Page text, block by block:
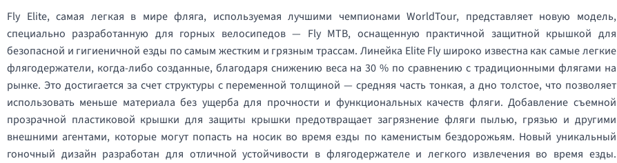
Fly Elite, самая легкая в мире фляга, используемая лучшими чемпионами WorldTour, представляет новую модель,
специально разработанную для горных велосипедов — Fly MTB, оснащенную практичной защитной крышкой для
безопасной и гигиеничной езды по самым жестким и грязным трассам. Линейка Elite Fly широко известна как самые легкие
флягодержатели, когда-либо созданные, благодаря снижению веса на 30 % по сравнению с традиционными флягами на
рынке. Это достигается за счет структуры с переменной толщиной — средняя часть тонкая, а дно толстое, что позволяет
использовать меньше материала без ущерба для прочности и функциональных качеств фляги. Добавление съемной
прозрачной пластиковой крышки для защиты крышки предотвращает загрязнение фляги пылью, грязью и другими
внешними агентами, которые могут попасть на носик во время езды по каменистым бездорожьям. Новый уникальный
гоночный дизайн разработан для отличной устойчивости в флягодержателе и легкого извлечения во время езды.